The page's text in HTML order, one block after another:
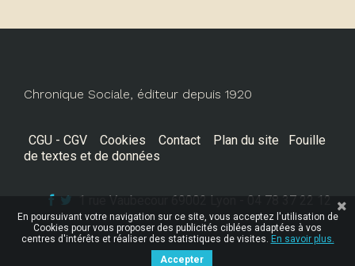
Chronique Sociale, éditeur depuis 1920
CGU - CGV Cookies Contact Plan du site
Fouille
de textes et de données
1 rue Vaubecour 69002 Lyon - 04 78 37 22 12
En poursuivant votre navigation sur ce site, vous acceptez l'utilisation de
Cookies pour vous proposer des publicités ciblées adaptées à vos
centres d'intérêts et réaliser des statistiques de visites. En savoir plus.
Accepter